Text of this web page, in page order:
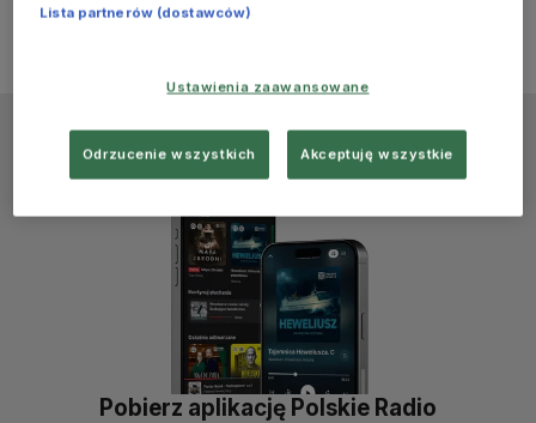
Pobierz aplikację Polskie Radio
Lista partnerów (dostawców)
Ustawienia zaawansowane
Odrzucenie wszystkich Akceptuję wszystkie